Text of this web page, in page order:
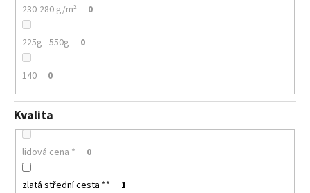
230-280 g/m² 0
225g - 550g 0
140 0
Kvalita
lidová cena * 0
zlatá střední cesta ** 1